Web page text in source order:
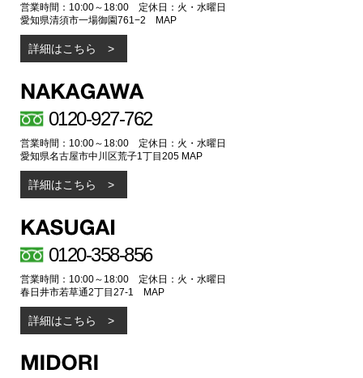
営業時間：10:00～18:00 定休日：火・水曜日
愛知県清須市一場御園761−2 MAP
詳細はこちら
0120-927-762
営業時間：10:00～18:00 定休日：火・水曜日
愛知県名古屋市中川区荒子1丁目205 MAP
詳細はこちら
0120-358-856
営業時間：10:00～18:00 定休日：火・水曜日
春日井市若草通2丁目27-1 MAP
詳細はこちら